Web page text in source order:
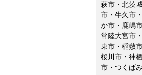
萩市・北茨
市・牛久市
か市・鹿嶋
常陸大宮市
東市・稲敷
桜川市・神
市・つくば